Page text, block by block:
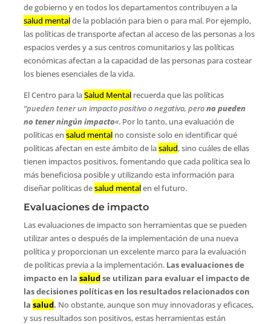
de gobierno y en todos los departamentos contribuyen a la
salud mentalde la población para bien o para mal. Por ejemplo,
las políticas de transporte afectan al acceso de las personas a los
espacios verdes y a sus centros comunitarios y las políticas
económicas afectan a la capacidad de las personas para costear
los bienes esenciales de la vida.
El Centro para laSalud Mentalrecuerda que las políticas
“pueden tener un impacto positivo o negativo, perono pueden
no tener ningún impacto«. Por lo tanto, una evaluación de
políticas en salud mentalno consiste solo en identificar qué
políticas afectan en este ámbito de lasalud, sino cuáles de ellas
tienen impactos positivos, fomentando que cada política sea lo
más beneficiosa posible y utilizando esta información para
diseñar políticas desalud mentalen el futuro.
Evaluaciones de impacto
Las evaluaciones de impacto son herramientas que se pueden
utilizar antes o después de la implementación de una nueva
política y proporcionan un excelente marco para la evaluación
de políticas previa a la implementación.Las evaluaciones de
impacto en la saludse utilizan para evaluar el impacto de
las decisiones políticas en los resultados relacionados con
la salud. No obstante, aunque son muy innovadoras y eficaces,
y sus resultados son positivos, estas herramientas están